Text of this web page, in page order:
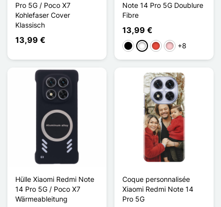
Pro 5G / Poco X7
Kohlefaser Cover
Klassisch
13,99 €
Note 14 Pro 5G Doublure
Fibre
13,99 €
Schwarz
WeißRot Pink+8
Hülle Xiaomi Redmi Note
14 Pro 5G / Poco X7
Wärmeableitung
Coque personnalisée
Xiaomi Redmi Note 14
Pro 5G